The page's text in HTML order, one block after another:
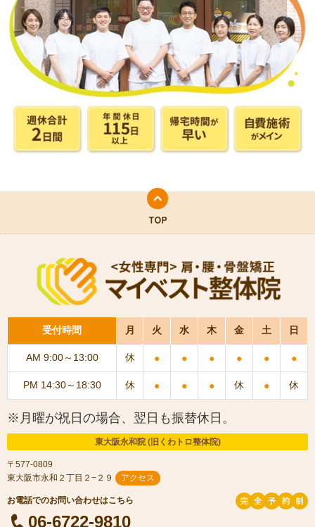
受付時間 月 火 水 木 金 土 日
AM 9:00～13:00 休 ● ● ● ● ● ●
PM 14:30～18:30 休 ● ● ● 休 ● 休
※月曜が祝日の場合、翌日も振替休日。
東大阪永和院 (旧くわトロ整体院)
〒577-0809
東大阪市永和２丁目２−２９
アクセス
06-6722-9810